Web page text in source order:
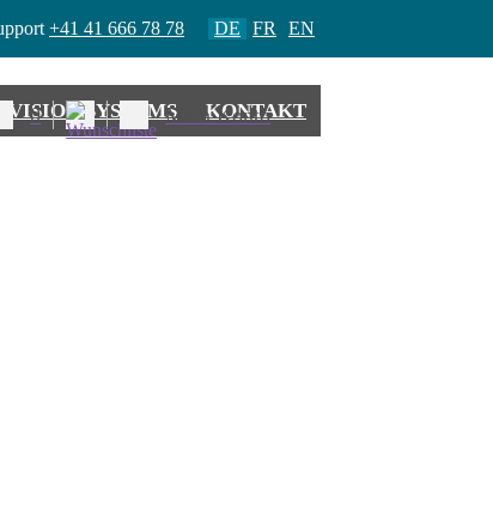
+41 41 666 78 78 DE FR EN
VISION SYSTEMS KONTAKT
0 Mein Konto